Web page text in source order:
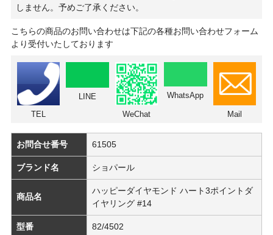
しません。予めご了承ください。
こちらの商品のお問い合わせは下記の各種お問い合わせフォーム
より受付いたしております
TEL
LINE
WeChat
WhatsApp
Mail
お問合せ番号 61505
ブランド名 ショパール
商品名
ハッピーダイヤモンド ハート3ポイントダ
イヤリング #14
型番 82/4502